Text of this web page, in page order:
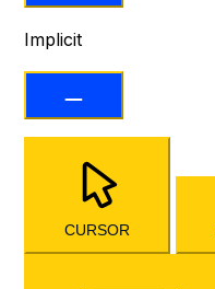
Implicit
CURSOR